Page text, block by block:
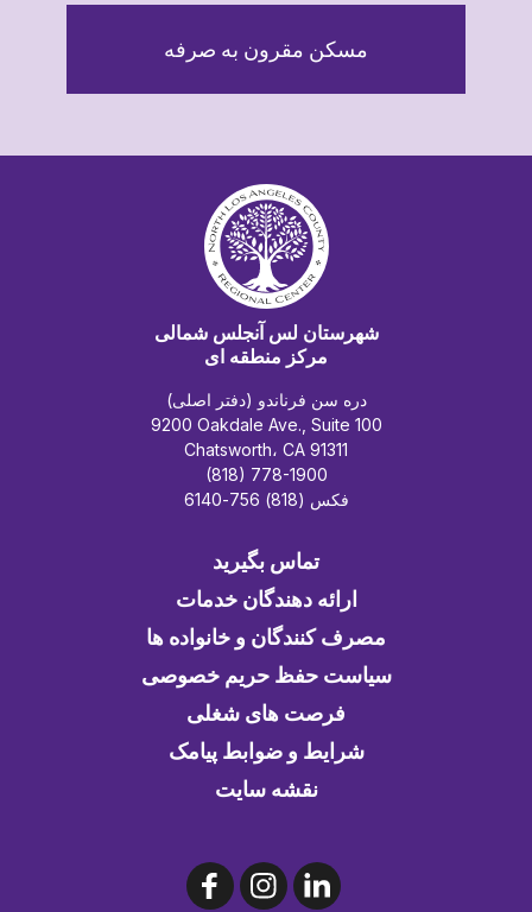
مسکن مقرون به صرفه
شهرستان لس آنجلس شمالی
مرکز منطقه ای
دره سن فرناندو (دفتر اصلی)
9200 Oakdale Ave., Suite 100
Chatsworth، CA 91311
(818) 778-1900
فکس (818) 756-6140
تماس بگیرید
ارائه دهندگان خدمات
مصرف کنندگان و خانواده ها
سیاست حفظ حریم خصوصی
فرصت های شغلی
شرایط و ضوابط پیامک
نقشه سایت